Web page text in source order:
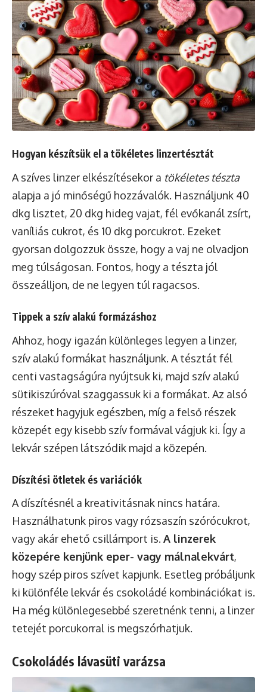
Hogyan készítsük el a tökéletes linzertésztát
A szíves linzer elkészítésekor a tökéletes tészta
alapja a jó minőségű hozzávalók. Használjunk 40
dkg lisztet, 20 dkg hideg vajat, fél evőkanál zsírt,
vaníliás cukrot, és 10 dkg porcukrot. Ezeket
gyorsan dolgozzuk össze, hogy a vaj ne olvadjon
meg túlságosan. Fontos, hogy a tészta jól
összeálljon, de ne legyen túl ragacsos.
Tippek a szív alakú formázáshoz
Ahhoz, hogy igazán különleges legyen a linzer,
szív alakú formákat használjunk. A tésztát fél
centi vastagságúra nyújtsuk ki, majd szív alakú
sütikiszúróval szaggassuk ki a formákat. Az alsó
részeket hagyjuk egészben, míg a felső részek
közepét egy kisebb szív formával vágjuk ki. Így a
lekvár szépen látszódik majd a közepén.
Díszítési ötletek és variációk
A díszítésnél a kreativitásnak nincs határa.
Használhatunk piros vagy rózsaszín szórócukrot,
vagy akár ehető csillámport is. A linzerek
közepére kenjünk eper- vagy málnalekvárt,
hogy szép piros szívet kapjunk. Esetleg próbáljunk
ki különféle lekvár és csokoládé kombinációkat is.
Ha még különlegesebbé szeretnénk tenni, a linzer
tetejét porcukorral is megszórhatjuk.
Csokoládés lávasüti varázsa